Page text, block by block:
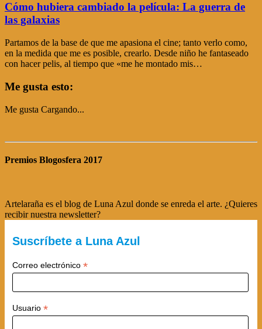
Cómo hubiera cambiado la película: La guerra de
las galaxias
Partamos de la base de que me apasiona el cine; tanto verlo como,
en la medida que me es posible, crearlo. Desde niño he fantaseado
con hacer pelis, al tiempo que «me he montado mis…
Me gusta esto:
Me gusta Cargando...
Premios Blogosfera 2017
Artelaraña es el blog de Luna Azul donde se enreda el arte. ¿Quieres
recibir nuestra newsletter?
Suscríbete a Luna Azul
Correo electrónico *
Usuario *